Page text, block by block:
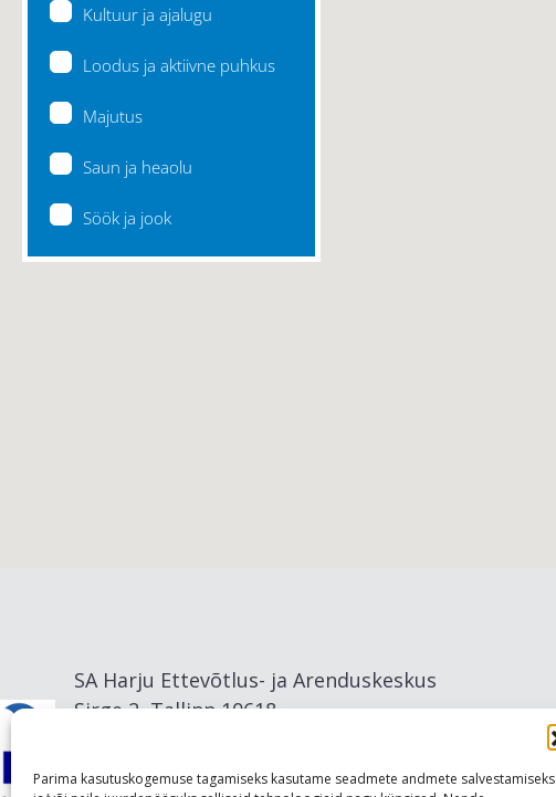
Parima kasutuskogemuse tagamiseks kasutame seadmete andmete salvestamiseks
Kultuur ja ajalugu
Loodus ja aktiivne puhkus
Majutus
Saun ja heaolu
Söök ja jook
SA Harju Ettevõtlus- ja Arenduskeskus
Sirge 2, Tallinn 10618